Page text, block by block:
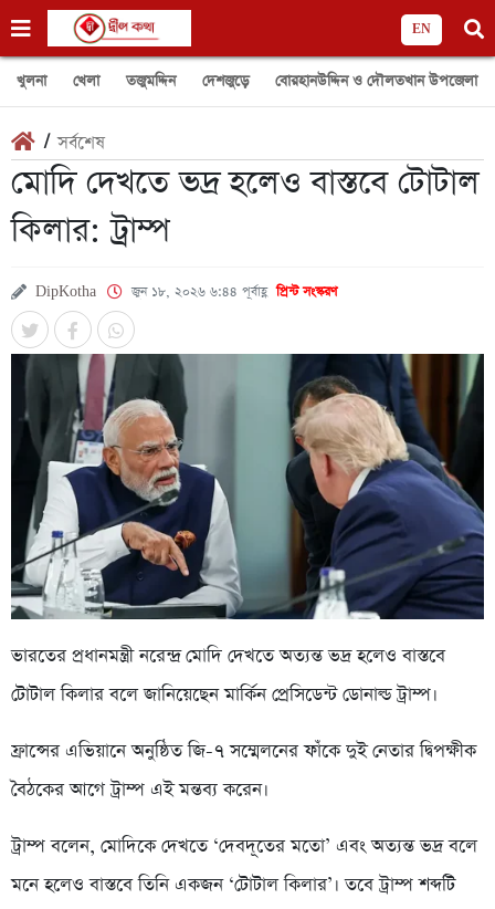
EN
খুলনা খেলা তজুমদ্দিন দেশজুড়ে বোরহানউদ্দিন ও দৌলতখান উপজেলা
/সর্বশেষ
মোদি দেখতে ভদ্র হলেও বাস্তবে টোটাল
কিলার: ট্রাম্প
DipKotha জুন ১৮, ২০২৬ ৬:৪৪ পূর্বাহ্ণপ্রিন্ট সংস্করণ
ভারতের প্রধানমন্ত্রী নরেন্দ্র মোদি দেখতে অত্যন্ত ভদ্র হলেও বাস্তবে
টোটাল কিলার বলে জানিয়েছেন মার্কিন প্রেসিডেন্ট ডোনাল্ড ট্রাম্প।
ফ্রান্সের এভিয়ানে অনুষ্ঠিত জি-৭ সম্মেলনের ফাঁকে দুই নেতার দ্বিপক্ষীক
বৈঠকের আগে ট্রাম্প এই মন্তব্য করেন।
ট্রাম্প বলেন, মোদিকে দেখতে ‘দেবদূতের মতো’ এবং অত্যন্ত ভদ্র বলে
মনে হলেও বাস্তবে তিনি একজন ‘টোটাল কিলার’। তবে ট্রাম্প শব্দটি